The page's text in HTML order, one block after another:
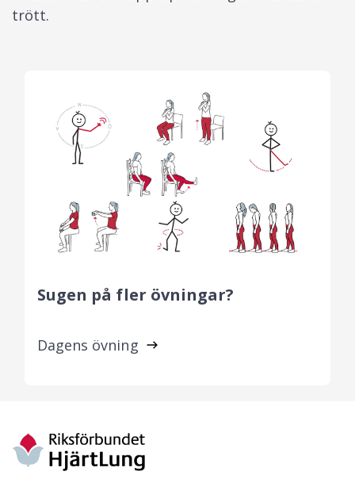
trött.
Sugen på fler övningar?
Dagens övning